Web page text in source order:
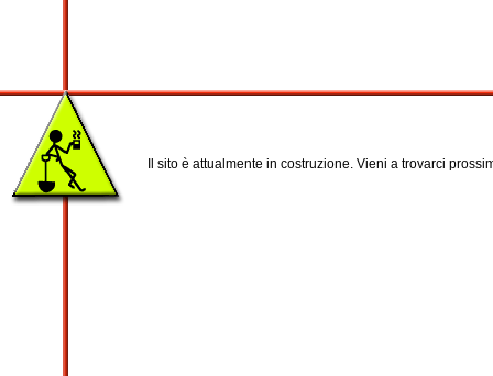
Il sito è attualmente in costruzione. Vieni a trovarci